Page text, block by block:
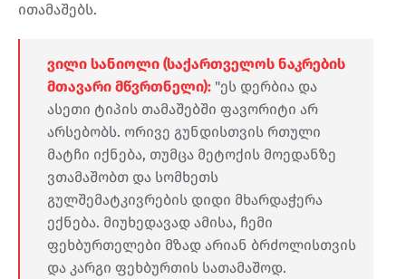
ითამაშებს.
ვილი სანიოლი (საქართველოს ნაკრების
მთავარი მწვრთნელი): "ეს დერბია და
ასეთი ტიპის თამაშებში ფავორიტი არ
არსებობს. ორივე გუნდისთვის რთული
მატჩი იქნება, თუმცა მეტოქის მოედანზე
ვთამაშობთ და სომხეთს
გულშემატკივრების დიდი მხარდაჭერა
ექნება. მიუხედავად ამისა, ჩემი
ფეხბურთელები მზად არიან ბრძოლისთვის
და კარგი ფეხბურთის სათამაშოდ.